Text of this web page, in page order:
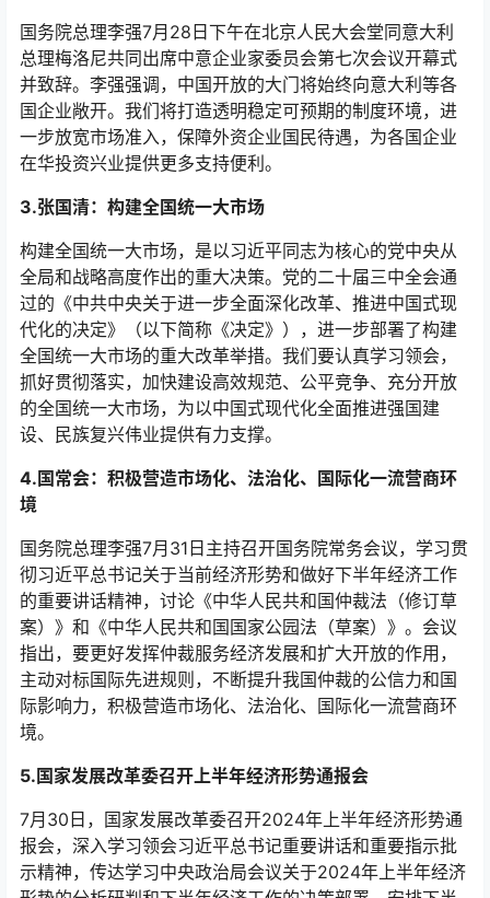
国务院总理李强7月28日下午在北京人民大会堂同意大利
总理梅洛尼共同出席中意企业家委员会第七次会议开幕式
并致辞。李强强调，中国开放的大门将始终向意大利等各
国企业敞开。我们将打造透明稳定可预期的制度环境，进
一步放宽市场准入，保障外资企业国民待遇，为各国企业
在华投资兴业提供更多支持便利。
3.张国清：构建全国统一大市场
构建全国统一大市场，是以习近平同志为核心的党中央从
全局和战略高度作出的重大决策。党的二十届三中全会通
过的《中共中央关于进一步全面深化改革、推进中国式现
代化的决定》（以下简称《决定》），进一步部署了构建
全国统一大市场的重大改革举措。我们要认真学习领会，
抓好贯彻落实，加快建设高效规范、公平竞争、充分开放
的全国统一大市场，为以中国式现代化全面推进强国建
设、民族复兴伟业提供有力支撑。
4.国常会：积极营造市场化、法治化、国际化一流营商环
境
国务院总理李强7月31日主持召开国务院常务会议，学习贯
彻习近平总书记关于当前经济形势和做好下半年经济工作
的重要讲话精神，讨论《中华人民共和国仲裁法（修订草
案）》和《中华人民共和国国家公园法（草案）》。会议
指出，要更好发挥仲裁服务经济发展和扩大开放的作用，
主动对标国际先进规则，不断提升我国仲裁的公信力和国
际影响力，积极营造市场化、法治化、国际化一流营商环
境。
5.国家发展改革委召开上半年经济形势通报会
7月30日，国家发展改革委召开2024年上半年经济形势通
报会，深入学习领会习近平总书记重要讲话和重要指示批
示精神，传达学习中央政治局会议关于2024年上半年经济